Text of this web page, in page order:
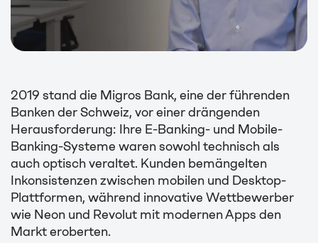
2019 stand die Migros Bank, eine der führenden
Banken der Schweiz, vor einer drängenden
Herausforderung: Ihre E-Banking- und Mobile-
Banking-Systeme waren sowohl technisch als
auch optisch veraltet. Kunden bemängelten
Inkonsistenzen zwischen mobilen und Desktop-
Plattformen, während innovative Wettbewerber
wie Neon und Revolut mit modernen Apps den
Markt eroberten.